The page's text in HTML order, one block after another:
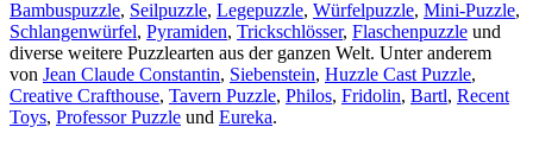
Bambuspuzzle, Seilpuzzle, Legepuzzle, Würfelpuzzle, Mini-Puzzle,
Schlangenwürfel, Pyramiden, Trickschlösser, Flaschenpuzzle und
diverse weitere Puzzlearten aus der ganzen Welt. Unter anderem
von Jean Claude Constantin, Siebenstein, Huzzle Cast Puzzle,
Creative Crafthouse, Tavern Puzzle, Philos, Fridolin, Bartl, Recent
Toys, Professor Puzzle und Eureka.